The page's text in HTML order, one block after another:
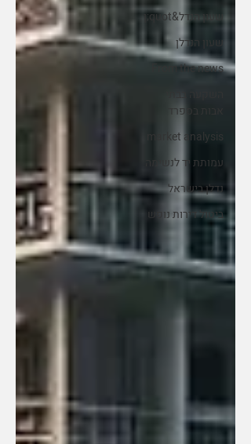
שעון הנדל&quot;ן
שעון הנדלן
From the news
אבות בספרד
market analysis
עמותת יד לנשימה
נדלן בישראל
ביטול דירות נופש